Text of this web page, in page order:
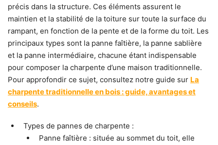
précis dans la structure. Ces éléments assurent le
maintien et la stabilité de la toiture sur toute la surface du
rampant, en fonction de la pente et de la forme du toit. Les
principaux types sont la panne faîtière, la panne sablière
et la panne intermédiaire, chacune étant indispensable
pour composer la charpente d’une maison traditionnelle.
Pour approfondir ce sujet, consultez notre guide sur La
charpente traditionnelle en bois : guide, avantages et
conseils.
Types de pannes de charpente :
Panne faîtière : située au sommet du toit, elle